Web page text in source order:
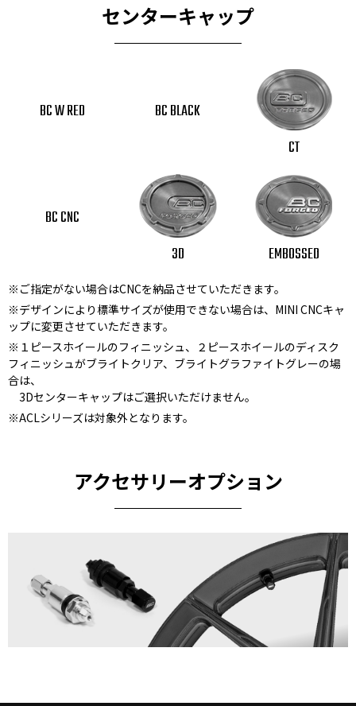
センターキャップ
BC W RED
BC BLACK
CT
BC CNC
3D
EMBOSSED
※ご指定がない場合はCNCを納品させていただきます。
※デザインにより標準サイズが使用できない場合は、MINI CNCキャ
ップに変更させていただきます。
※１ピースホイールのフィニッシュ、２ピースホイールのディスク
フィニッシュがブライトクリア、ブライトグラファイトグレーの場
合は、
3Dセンターキャップはご選択いただけません。
※ACLシリーズは対象外となります。
アクセサリーオプション